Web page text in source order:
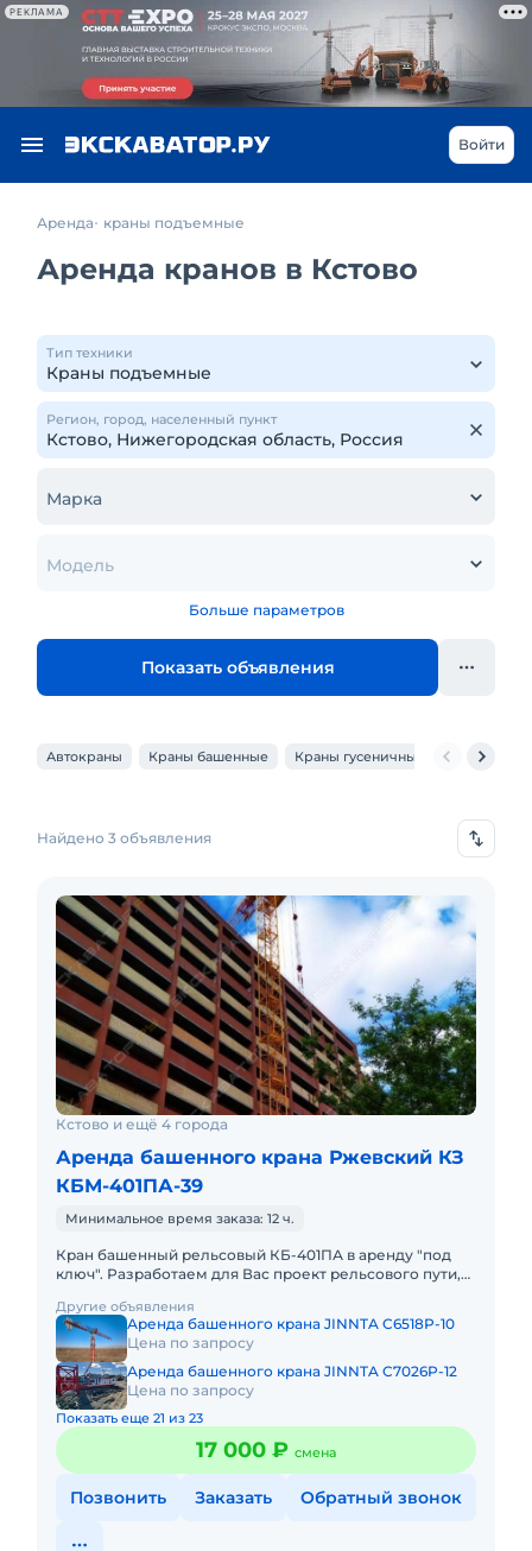
РЕКЛАМА
Войти
Аренда краны подъемные
Аренда кранов в Кстово
Тип техники
Регион, город, населенный пункт
Марка
Модель
Больше параметров
Показать объявления
Автокраны Краны башенные Краны гусеничные Краны
Найдено 3 объявления
Кстово и ещё 4 города
Аренда башенного крана Ржевский КЗ
КБМ-401ПА-39
Минимальное время заказа: 12 ч.
Кран башенный рельсовый КБ-401ПА в аренду "под
ключ". Разработаем для Вас проект рельсового пути,
доставим кран
Другие объявления
Аренда башенного крана JINNTA C6518P-10
Цена по запросу
Аренда башенного крана JINNTA C7026P-12
Цена по запросу
Показать еще 21 из 23
17 000 ₽ смена
Позвонить Заказать Обратный звонок